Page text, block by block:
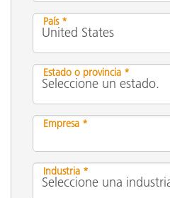
País *
Estado o provincia *
Empresa *
Industria *